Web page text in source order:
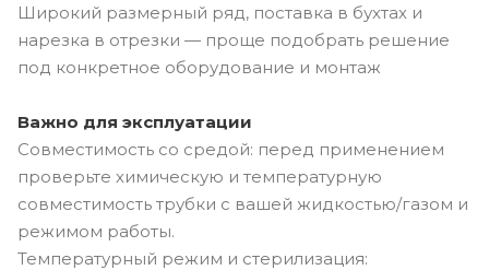
Широкий размерный ряд, поставка в бухтах и
нарезка в отрезки — проще подобрать решение
под конкретное оборудование и монтаж
Важно для эксплуатации
Совместимость со средой: перед применением
проверьте химическую и температурную
совместимость трубки с вашей жидкостью/газом и
режимом работы.
Температурный режим и стерилизация: